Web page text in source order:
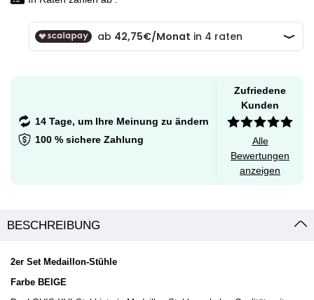
14 Tage, um Ihre Meinung zu ändern
100 % sichere Zahlung
Zufriedene
Kunden
Alle
Bewertungen
anzeigen
BESCHREIBUNG
2er Set Medaillon-Stühle
Farbe BEIGE